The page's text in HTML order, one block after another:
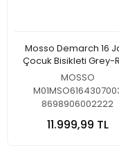
Mosso Demarch 16
Çocuk Bisikleti Grey-
MOSSO
8698906002222
11.999,99 TL